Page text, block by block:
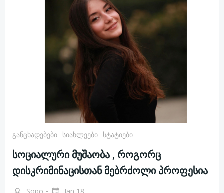
Განცხადებები Სიახლეები Სტატიები
სოციალური მუშაობა , როგორც
დისკრიმინაცისთან მებრძოლი პროფესია